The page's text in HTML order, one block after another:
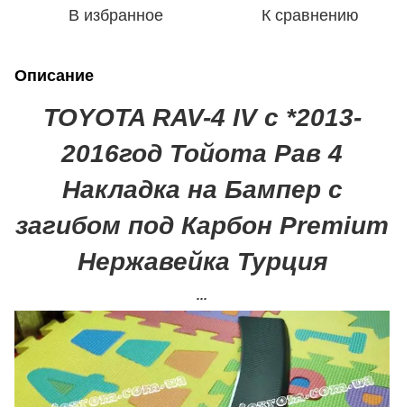
В избранное К сравнению
Описание
TOYOTA RAV-4 IV с *2013-
2016год Тойота Рав 4
Накладка на Бампер с
загибом под Карбон Premium
Нержавейка Турция
...